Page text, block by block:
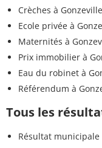
Crèches à Gonzeville
Ecole privée à
Maternités à
Prix immobilier à
Eau du robinet à
Référendum à
Tous les
Résultat municipale